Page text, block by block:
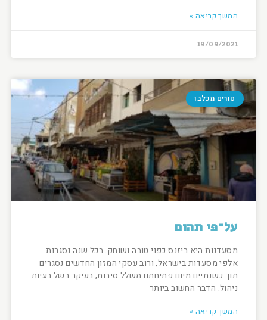
המשך קריאה »
19/09/2021
טורים מכלבו
על־פי תהום
מסעדנות היא ביזנס כפוי טובה ושוחק. בכל שנה נסגרות
אלפי מסעדות בישראל, ורוב עסקי המזון החדשים נסגרים
תוך כשנתיים מיום פתיחתם משלל סיבות, בעיקר בשל בעיות
ניהול. הדבר החשוב ביותר
המשך קריאה »